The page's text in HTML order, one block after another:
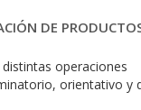
DE
operaciones
orientativo y